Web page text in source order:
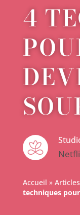
4
Accueil » Articles
techniques